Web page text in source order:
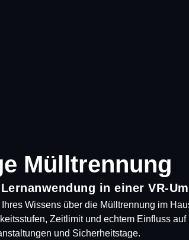
Mülltrennung
in einer VR-
Ihres Wissens über die Mülltrennung im
Zeitlimit und echtem Einfluss
und Sicherheitstage.